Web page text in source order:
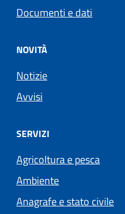
Documenti e dati
NOVITÀ
Notizie
Avvisi
SERVIZI
Agricoltura e pesca
Ambiente
Anagrafe e stato civile